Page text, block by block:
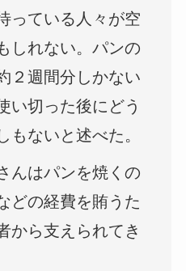
っている人々が空
しれない。パンの
２週間分しかない
い切った後にどう
もないと述べた。
んはパンを焼くの
どの経費を賄うた
から支えられてき